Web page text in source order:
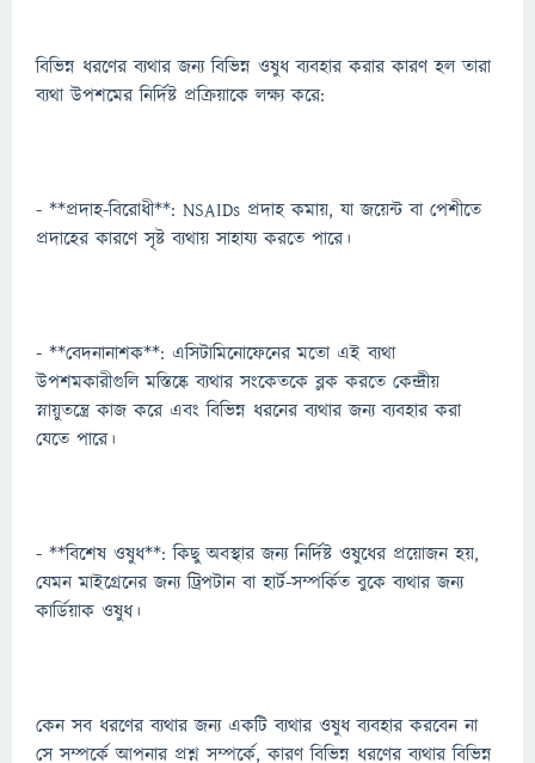
বিভিন্ন ধরণের ব্যথার জন্য বিভিন্ন ওষুধ ব্যবহার করার কারণ হল তারা
ব্যথা উপশমের নির্দিষ্ট প্রক্রিয়াকে লক্ষ্য করে:
- **প্রদাহ-বিরোধী**: NSAIDs প্রদাহ কমায়, যা জয়েন্ট বা পেশীতে
প্রদাহের কারণে সৃষ্ট ব্যথায় সাহায্য করতে পারে।
- **বেদনানাশক**: এসিটামিনোফেনের মতো এই ব্যথা
উপশমকারীগুলি মস্তিষ্কে ব্যথার সংকেতকে ব্লক করতে কেন্দ্রীয়
স্নায়ুতন্ত্রে কাজ করে এবং বিভিন্ন ধরনের ব্যথার জন্য ব্যবহার করা
যেতে পারে।
- **বিশেষ ওষুধ**: কিছু অবস্থার জন্য নির্দিষ্ট ওষুধের প্রয়োজন হয়,
যেমন মাইগ্রেনের জন্য ট্রিপটান বা হার্ট-সম্পর্কিত বুকে ব্যথার জন্য
কার্ডিয়াক ওষুধ।
কেন সব ধরণের ব্যথার জন্য একটি ব্যথার ওষুধ ব্যবহার করবেন না
সে সম্পর্কে আপনার প্রশ্ন সম্পর্কে, কারণ বিভিন্ন ধরণের ব্যথার বিভিন্ন